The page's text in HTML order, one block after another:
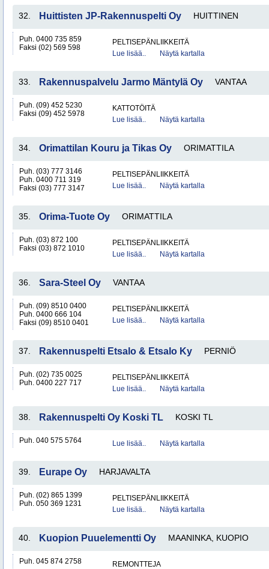
32. Huittisten JP-Rakennuspelti Oy HUITTINEN
Puh. 0400 735 859
Faksi (02) 569 598
PELTISEPÄNLIIKKEITÄ
Lue lisää..
Näytä kartalla
33. Rakennuspalvelu Jarmo Mäntylä Oy VANTAA
Puh. (09) 452 5230
Faksi (09) 452 5978
KATTOTÖITÄ
Lue lisää..
Näytä kartalla
34. Orimattilan Kouru ja Tikas Oy ORIMATTILA
Puh. (03) 777 3146
Puh. 0400 711 319
Faksi (03) 777 3147
PELTISEPÄNLIIKKEITÄ
Lue lisää..
Näytä kartalla
35. Orima-Tuote Oy ORIMATTILA
Puh. (03) 872 100
Faksi (03) 872 1010
PELTISEPÄNLIIKKEITÄ
Lue lisää..
Näytä kartalla
36. Sara-Steel Oy VANTAA
Puh. (09) 8510 0400
Puh. 0400 666 104
Faksi (09) 8510 0401
PELTISEPÄNLIIKKEITÄ
Lue lisää..
Näytä kartalla
37. Rakennuspelti Etsalo & Etsalo Ky PERNIÖ
Puh. (02) 735 0025
Puh. 0400 227 717
PELTISEPÄNLIIKKEITÄ
Lue lisää..
Näytä kartalla
38. Rakennuspelti Oy Koski TL KOSKI TL
Puh. 040 575 5764 Lue lisää.. Näytä kartalla
39. Eurape Oy HARJAVALTA
Puh. (02) 865 1399
Puh. 050 369 1231
PELTISEPÄNLIIKKEITÄ
Lue lisää..
Näytä kartalla
40. Kuopion Puuelementti Oy MAANINKA, KUOPIO
Puh. 045 874 2758
REMONTTEJA